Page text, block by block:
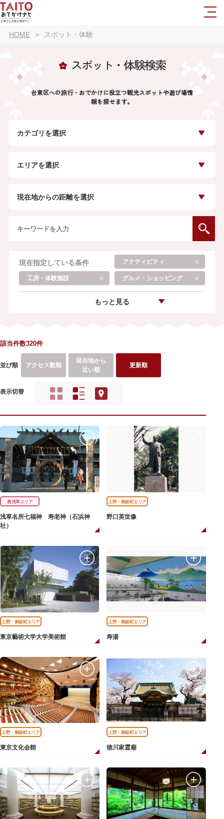
HOME スポット・体験
スポット・体験検索
台東区への旅行・おでかけに役立つ観光スポットや遊び場情
報を探せます。
カテゴリを選択
エリアを選択
現在地からの距離を選択
現在指定している条件 アクティビティ
工房・体験施設 グルメ・ショッピング
もっと見る
該当件数320件
並び順 アクセス数順
現在地から
近い順
更新順
表示切替
奥浅草エリア
浅草名所七福神 寿老神（石浜神
社）
上野・御徒町エリア
野口英世像
上野・御徒町エリア
東京藝術大学大学美術館
上野・御徒町エリア
寿湯
上野・御徒町エリア
東京文化会館
上野・御徒町エリア
徳川家霊廟